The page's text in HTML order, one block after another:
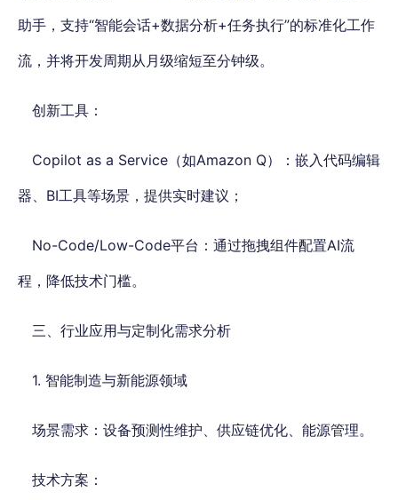
助手，支持“智能会话+数据分析+任务执行”的标准化工作
流，并将开发周期从月级缩短至分钟级。
创新工具：
Copilot as a Service（如Amazon Q）：嵌入代码编辑
器、BI工具等场景，提供实时建议；
No-Code/Low-Code平台：通过拖拽组件配置AI流
程，降低技术门槛。
三、行业应用与定制化需求分析
1. 智能制造与新能源领域
场景需求：设备预测性维护、供应链优化、能源管理。
技术方案：